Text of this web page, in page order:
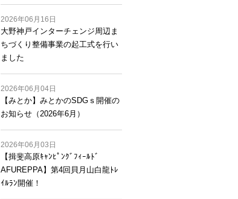
2026年06月16日
大野神戸インターチェンジ周辺ま
ちづくり整備事業の起工式を行い
ました
2026年06月04日
【みとか】みとかのSDGｓ開催の
お知らせ（2026年6月）
2026年06月03日
【揖斐高原ｷｬﾝﾋﾟﾝｸﾞﾌｨｰﾙﾄﾞ
AFUREPPA】第4回貝月山白龍ﾄﾚ
ｲﾙﾗﾝ開催！